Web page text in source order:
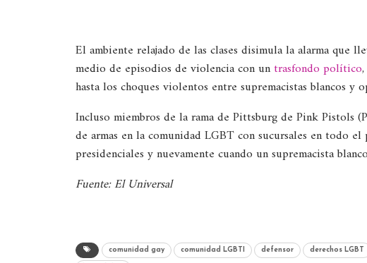
El ambiente relajado de las clases disimula la alarma que
medio de episodios de violencia con untrasfondo político
hasta los choques violentos entre supremacistas blancos
Incluso miembros de la rama de Pittsburg de Pink Pistols
de armas en la comunidad LGBT con sucursales en todo
presidenciales y nuevamente cuando un supremacista
Fuente: El Universal
comunidad gay comunidad LGBTI defensor derechos LGBT